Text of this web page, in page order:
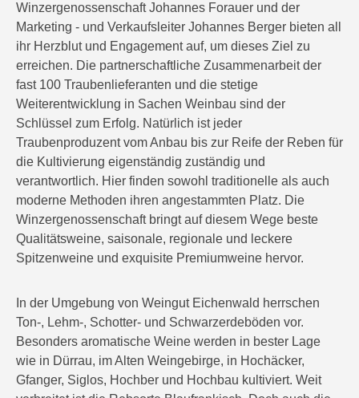
Winzergenossenschaft Johannes Forauer und der
Marketing - und Verkaufsleiter Johannes Berger bieten all
ihr Herzblut und Engagement auf, um dieses Ziel zu
erreichen. Die partnerschaftliche Zusammenarbeit der
fast 100 Traubenlieferanten und die stetige
Weiterentwicklung in Sachen Weinbau sind der
Schlüssel zum Erfolg. Natürlich ist jeder
Traubenproduzent vom Anbau bis zur Reife der Reben für
die Kultivierung eigenständig zuständig und
verantwortlich. Hier finden sowohl traditionelle als auch
moderne Methoden ihren angestammten Platz. Die
Winzergenossenschaft bringt auf diesem Wege beste
Qualitätsweine, saisonale, regionale und leckere
Spitzenweine und exquisite Premiumweine hervor.
In der Umgebung von Weingut Eichenwald herrschen
Ton-, Lehm-, Schotter- und Schwarzerdeböden vor.
Besonders aromatische Weine werden in bester Lage
wie in Dürrau, im Alten Weingebirge, in Hochäcker,
Gfanger, Siglos, Hochber und Hochbau kultiviert. Weit